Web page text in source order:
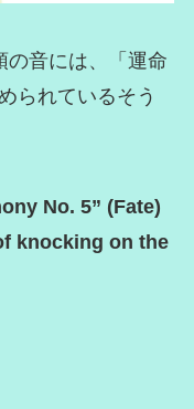
の音には、「運命
られているそう
No. 5” (Fate)
knocking on the